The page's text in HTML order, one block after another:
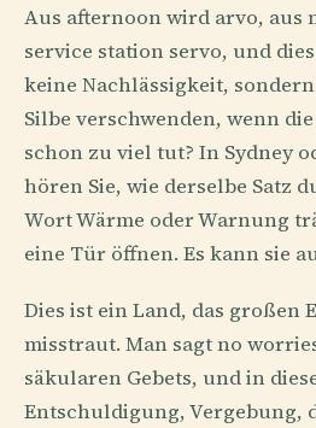
Aus afternoon wird arvo, aus
service station servo, und
keine Nachlässigkeit,
Silbe verschwenden, wenn
schon zu viel tut? In Sydney
hören Sie, wie derselbe Satz
Wort Wärme oder Warnung
eine Tür öffnen. Es kann sie
Dies ist ein Land, das großen
misstraut. Man sagt no
säkularen Gebets, und in
Entschuldigung, Vergebung,